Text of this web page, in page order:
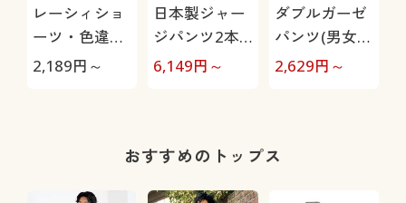
レーシィショ
ーツ・色違い
3枚組(綿
2,189円～
日本製ジャー
ジパンツ2本
組(吸汗速乾)
6,149円～
ダブルガーゼ
パンツ(男女兼
用)
2,629円～
おすすめのトップス